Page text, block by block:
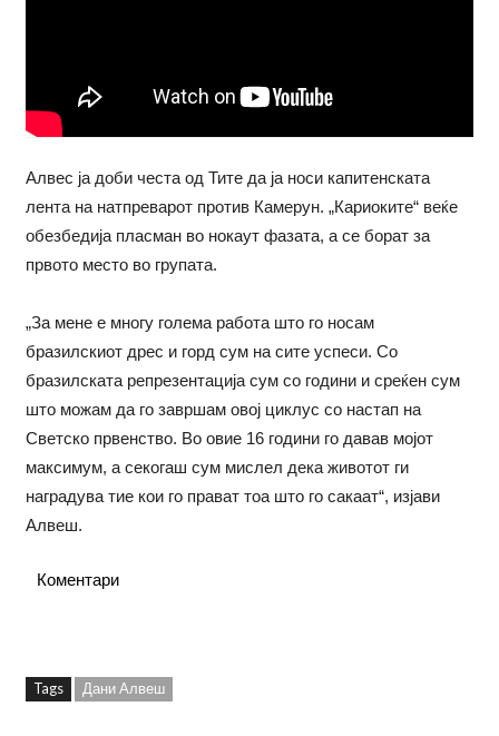
Алвес ја доби честа од Тите да ја носи капитенската
лента на натпреварот против Камерун. „Кариоките“ веќе
обезбедија пласман во нокаут фазата, а се борат за
првото место во групата.
„За мене е многу голема работа што го носам
бразилскиот дрес и горд сум на сите успеси. Со
бразилската репрезентација сум со години и среќен сум
што можам да го завршам овој циклус со настап на
Светско првенство. Во овие 16 години го давав мојот
максимум, а секогаш сум мислел дека животот ги
наградува тие кои го прават тоа што го сакаат“, изјави
Алвеш.
Коментари
Tags Дани Алвеш